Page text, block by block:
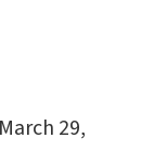
March 29,